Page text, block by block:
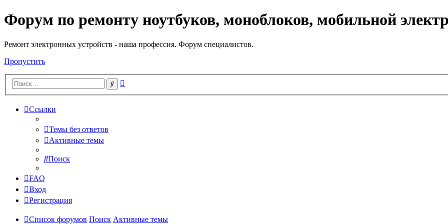
Регистрация
Форум по ремонту ноутбуков, моноблоков, мобильной
Ремонт электронных устройств - наша профессия. Форум специалистов.
Пропустить
Поиск
Ссылки
Темы без ответов
Активные темы
Поиск
FAQ
Вход
Регистрация
Список форумов Поиск Активные темы